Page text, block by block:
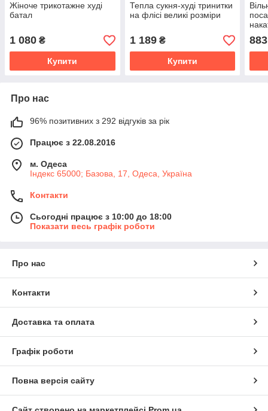
Жіноче трикотажне худі
батал
1 080 ₴
Купити
Тепла сукня-худі тринитки
на флісі великі розміри
1 189₴
Купити
883
Про нас
96% позитивних з 292 відгуків за рік
Працює з 22.08.2016
м. Одеса
Індекс 65000; Базова, 17, Одеса, Україна
Контакти
Сьогодні працює з 10:00 до 18:00
Показати весь графік роботи
Про нас
Контакти
Доставка та оплата
Графік роботи
Повна версія сайту